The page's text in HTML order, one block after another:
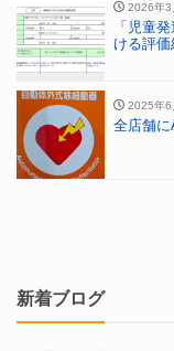
2026年3
「児童
ける評
2025年6
全店舗
新着ブログ